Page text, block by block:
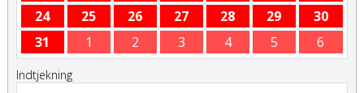
24
25 26 27 28 29
30
31
1 2 3 4 5 6
Indtjekning